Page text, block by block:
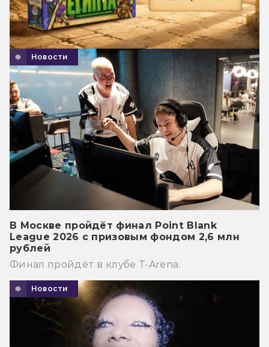
Новости
В Москве пройдёт финал Point Blank
League 2026 с призовым фондом 2,6 млн
рублей
Финал пройдёт в клубе T-Arena.
Новости